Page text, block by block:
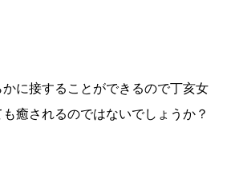
に接することができるので丁亥女
癒されるのではないでしょうか？